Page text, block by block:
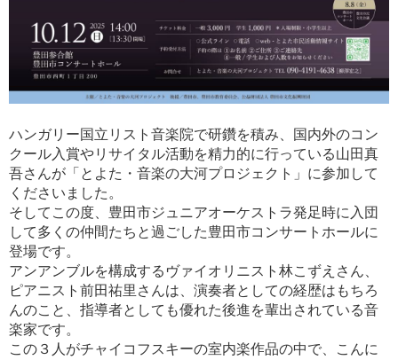
ハンガリー国立リスト音楽院で研鑽を積み、国内外のコン
クール入賞やリサイタル活動を精力的に行っている山田真
吾さんが「とよた・音楽の大河プロジェクト」に参加して
くださいました。
そしてこの度、豊田市ジュニアオーケストラ発足時に入団
して多くの仲間たちと過ごした豊田市コンサートホールに
登場です。
アンアンブルを構成するヴァイオリニスト林こずえさん、
ピアニスト前田祐里さんは、演奏者としての経歴はもちろ
んのこと、指導者としても優れた後進を輩出されている音
楽家です。
この３人がチャイコフスキーの室内楽作品の中で、こんに